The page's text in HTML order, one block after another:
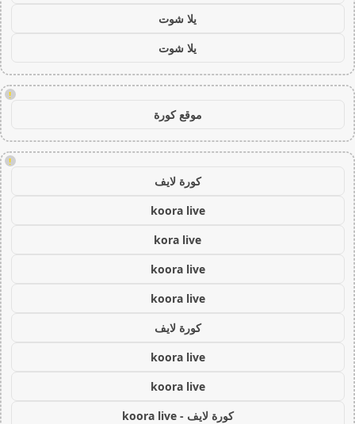
يلا شوت
يلا شوت
!
موقع كورة
!
كورة لايف
koora live
kora live
koora live
koora live
كورة لايف
koora live
koora live
كورة لايف - koora live